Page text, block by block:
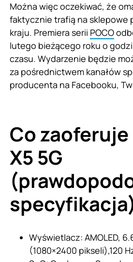
Można więc oczekiwać, że
faktycznie trafią na sklepowe
kraju. Premiera serii POCO
lutego bieżącego roku o
czasu. Wydarzenie będzie
za pośrednictwem kanałów
producenta na Facebooku,
Co zaoferuje
X5 5G
Wyświetlacz: AMOLED,
(1080×2400 pikseli),120